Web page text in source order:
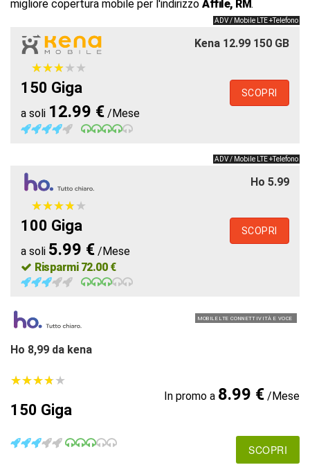
migliore copertura mobile per l'indirizzo Affile, RM.
ADV / Mobile LTE +Telefono
Kena 12.99 150 GB
★★★★★
★★★★★
150 Giga
a soli 12.99 € /Mese
SCOPRI
ADV / Mobile LTE +Telefono
Ho 5.99
★★★★★
★★★★★
100 Giga
a soli 5.99 € /Mese
Risparmi 72.00 €
SCOPRI
MOBILE LTE CONNETTIVITÀ E VOCE
Ho 8,99 da kena
★★★★★
★★★★★
150 Giga
In promo a 8.99 €/Mese
SCOPRI